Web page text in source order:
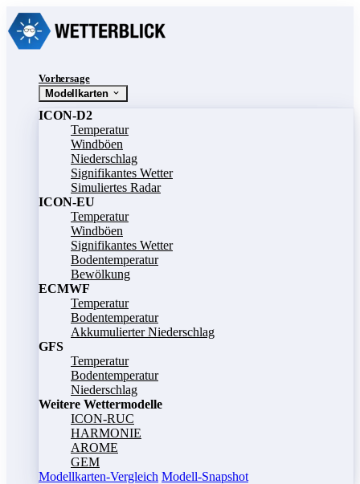
Vorhersage
Modellkarten
ICON-D2
Temperatur
Windböen
Niederschlag
Signifikantes Wetter
Simuliertes Radar
ICON-EU
Temperatur
Windböen
Signifikantes Wetter
Bodentemperatur
Bewölkung
ECMWF
Temperatur
Bodentemperatur
Akkumulierter Niederschlag
GFS
Temperatur
Bodentemperatur
Niederschlag
Weitere Wettermodelle
ICON-RUC
HARMONIE
AROME
GEM
Modellkarten-Vergleich Modell-Snapshot